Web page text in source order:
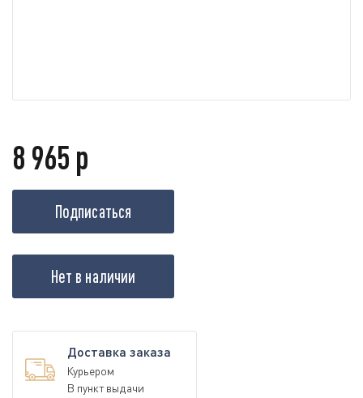
8 965 р
Подписаться
Нет в наличии
Доставка заказа
Курьером
В пункт выдачи